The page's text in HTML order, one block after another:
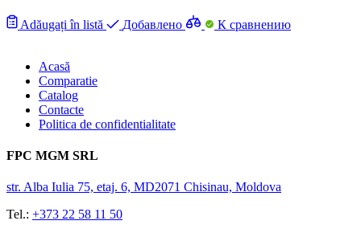
Adăugați în listă Добавлено К сравнению
Acasă
Comparatie
Catalog
Contacte
Politica de confidentialitate
FPC MGM SRL
str. Alba Iulia 75, etaj. 6, MD2071 Chisinau, Moldova
Tel.: +373 22 58 11 50